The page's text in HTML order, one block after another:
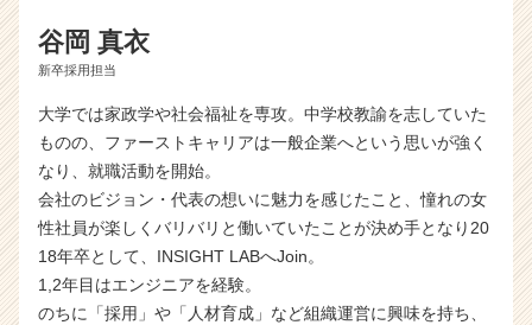
e
r
C
a
r
e
e
r）
谷岡 真衣
新卒採用担当
大学では家政学や社会福祉を専攻。中学校教諭を志していた
ものの、ファーストキャリアは一般企業へという思いが強く
なり、就職活動を開始。
会社のビジョン・代表の想いに魅力を感じたこと、憧れの女
性社員が楽しくバリバリと働いていたことが決め手となり20
18年卒として、INSIGHT LABへJoin。
1,2年目はエンジニアを経験。
のちに「採用」や「人材育成」など組織運営に興味を持ち、